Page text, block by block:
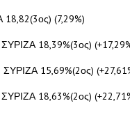
(7,29%)
18,39%(3ος)
15,69%(2ος)
18,63%(2ος)